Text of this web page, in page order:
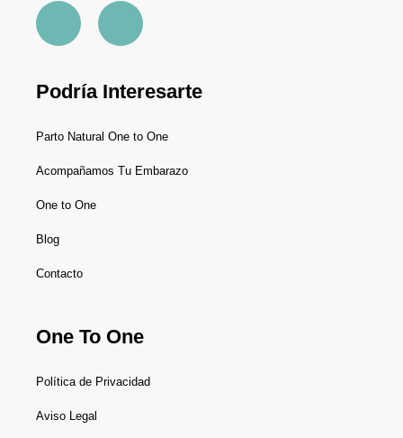
Podría Interesarte
Parto Natural One to One
Acompañamos Tu Embarazo
One to One
Blog
Contacto
One To One
Política de Privacidad
Aviso Legal